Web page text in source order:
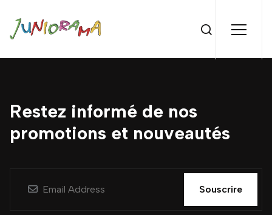
Restez informé de nos
promotions et nouveautés
Souscrire